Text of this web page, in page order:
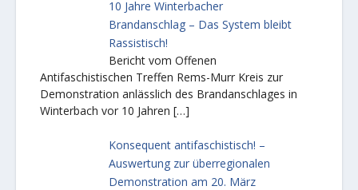
10 Jahre Winterbacher
Brandanschlag – Das System bleibt
Rassistisch!
Bericht vom Offenen
Antifaschistischen Treffen Rems-Murr Kreis zur
Demonstration anlässlich des Brandanschlages in
Winterbach vor 10 Jahren […]
Konsequent antifaschistisch! –
Auswertung zur überregionalen
Demonstration am 20. März